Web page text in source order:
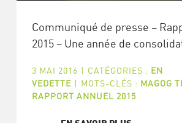
Communiqué de presse –
2015 – Une année de
3 MAI 2016 | CATÉGORIES : EN
VEDETTE | MOTS-CLÉS : MAGOG
RAPPORT ANNUEL 2015